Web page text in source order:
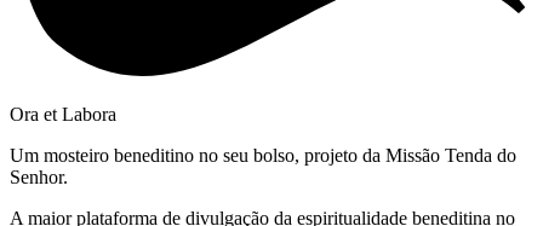
Ora et Labora
Um mosteiro beneditino no seu bolso, projeto da Missão Tenda do
Senhor.
A maior plataforma de divulgação da espiritualidade beneditina no